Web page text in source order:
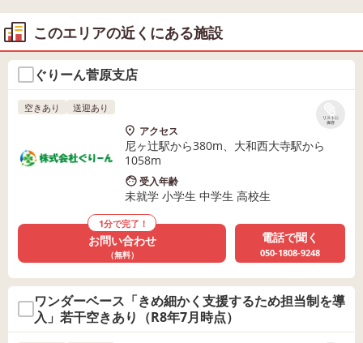
このエリアの近くにある施設
ぐりーん菅原支店
リストに
保存
空きあり 送迎あり
アクセス
尼ヶ辻駅から380m、大和西大寺駅から
1058m
受入年齢
未就学 小学生 中学生 高校生
1分で完了！
お問い合わせ
（無料）
電話で聞く
050-1808-9248
ワンダーベース「きめ細かく支援するため担当制を導
入」若干空きあり（R8年7月時点）